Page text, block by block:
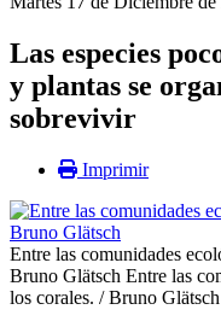
Las especies
y plantas se
sobrevivir
Imprimir
Entre las comunidades
Bruno Glätsch Entre las
los corales. / Bruno Glätsch